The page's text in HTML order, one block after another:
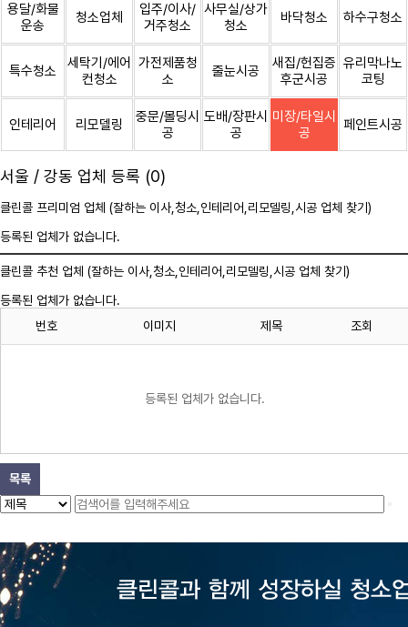
용달/화물
운송
청소업체
입주/이사/
거주청소
사무실/상가
청소
바닥청소 하수구청소
특수청소
세탁기/에어
컨청소
가전제품청
소
줄눈시공
새집/헌집증
후군시공
유리막나노
코팅
인테리어 리모델링
중문/몰딩시
공
도배/장판시
공
미장/타일시
공
페인트시공
서울 / 강동 업체 등록 (0)
클린콜 프리미엄 업체 (잘하는 이사, 청소 ,인테리어,리모델링,시공 업체 찾기)
등록된 업체가 없습니다.
클린콜 추천 업체 (잘하는 이사, 청소 ,인테리어,리모델링,시공 업체 찾기)
등록된 업체가 없습니다.
번호
이미지 제목 조회
등록된 업체가 없습니다.
목록